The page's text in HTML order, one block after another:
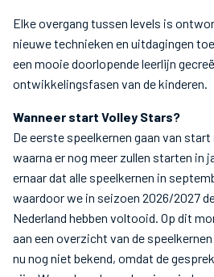
Elke overgang tussen levels is
nieuwe technieken en uitdagingen
een mooie doorlopende leerlijn
ontwikkelingsfasen van de kinderen.
Wanneer start Volley Stars?
De eerste speelkernen gaan van
waarna er nog meer zullen starten in
ernaar dat alle speelkernen in
waardoor we in seizoen 2026/2027
Nederland hebben voltooid. Op dit
aan een overzicht van de
nu nog niet bekend, omdat de